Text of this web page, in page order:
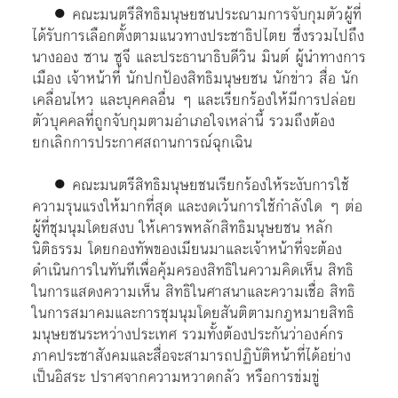
● คณะมนตรีสิทธิมนุษยชนประณามการจับกุมตัวผู้ที่
ได้รับการเลือกตั้งตามแนวทางประชาธิปไตย ซึ่งรวมไปถึง
นางออง ซาน ซูจี และประธานาธิบดีวิน มินต์ ผู้นำทางการ
เมือง เจ้าหน้าที่ นักปกป้องสิทธิมนุษยชน นักข่าว สื่อ นัก
เคลื่อนไหว และบุคคลอื่น ๆ และเรียกร้องให้มีการปล่อย
ตัวบุคคลที่ถูกจับกุมตามอำเภอใจเหล่านี้ รวมถึงต้อง
ยกเลิกการประกาศสถานการณ์ฉุกเฉิน
● คณะมนตรีสิทธิมนุษยชนเรียกร้องให้ระงับการใช้
ความรุนแรงให้มากที่สุด และงดเว้นการใช้กำลังใด ๆ ต่อ
ผู้ที่ชุมนุมโดยสงบ ให้เคารพหลักสิทธิมนุษยชน หลัก
นิติธรรม โดยกองทัพของเมียนมาและเจ้าหน้าที่จะต้อง
ดำเนินการในทันทีเพื่อคุ้มครองสิทธิในความคิดเห็น สิทธิ
ในการแสดงความเห็น สิทธิในศาสนาและความเชื่อ สิทธิ
ในการสมาคมและการชุมนุมโดยสันติตามกฎหมายสิทธิ
มนุษยชนระหว่างประเทศ รวมทั้งต้องประกันว่าองค์กร
ภาคประชาสังคมและสื่อจะสามารถปฏิบัติหน้าที่ได้อย่าง
เป็นอิสระ ปราศจากความหวาดกลัว หรือการข่มขู่